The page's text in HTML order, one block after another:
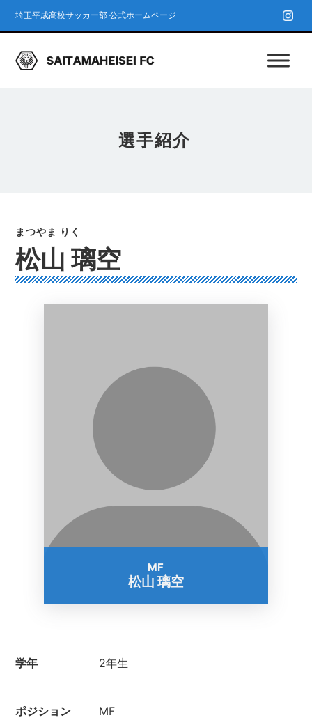
埼玉平成高校サッカー部 公式ホームページ
選手紹介
松山 璃空
MF
松山 璃空
学年 2年生
ポジション MF